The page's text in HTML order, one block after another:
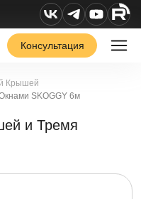
Консультация
Крышей
SKOGGY 6м
и Тремя